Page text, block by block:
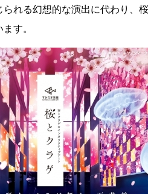
れる幻想的な演出に代わり、
す。